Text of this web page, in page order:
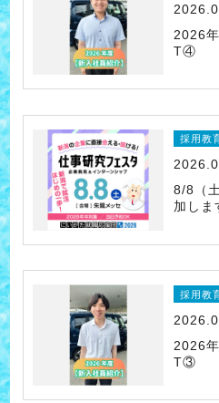
2026
T④
採用教
8/8（
加しま
採用教
2026
T③